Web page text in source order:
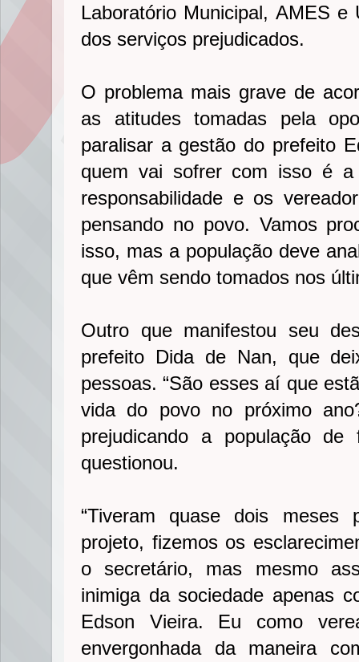
Laboratório Municipal, AMES
dos serviços prejudicados.
O problema mais grave de
as atitudes tomadas pela
paralisar a gestão do prefeito
quem vai sofrer com isso é
responsabilidade e os
pensando no povo. Vamos
isso, mas a população deve
que vêm sendo tomados nos
Outro que manifestou seu
prefeito Dida de Nan, que
pessoas. “São esses aí que
vida do povo no próximo
prejudicando a população de
questionou.
“Tiveram quase dois
projeto, fizemos os
o secretário, mas mesmo
inimiga da sociedade apenas
Edson Vieira. Eu como
envergonhada da maneira